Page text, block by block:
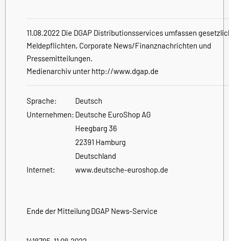
11.08.2022 Die DGAP Distributionsservices umfassen
Meldepflichten, Corporate News/Finanznachrichten und
Pressemitteilungen.
Medienarchiv unter http://www.dgap.de
Sprache:
Deutsch
Unternehmen: Deutsche EuroShop AG
Heegbarg 36
22391 Hamburg
Deutschland
Internet:
www.deutsche-euroshop.de
Ende der Mitteilung DGAP News-Service